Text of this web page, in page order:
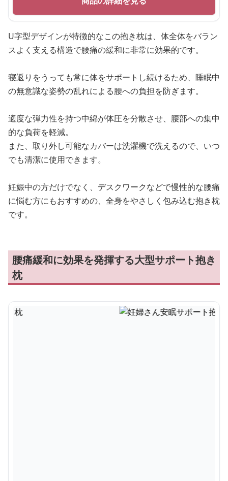
U字型デザインが特徴的なこの抱き枕は、体全体をバラン
スよく支える構造で腰痛の緩和に非常に効果的です。
寝返りをうっても常に体をサポートし続けるため、睡眠中
の無意識な姿勢の乱れによる腰への負担を防ぎます。
適度な弾力性を持つ中綿が体圧を分散させ、腰部への集中
的な負荷を軽減。
また、取り外し可能なカバーは洗濯機で洗えるので、いつ
でも清潔に使用できます。
妊娠中の方だけでなく、デスクワークなどで慢性的な腰痛
に悩む方にもおすすめの、全身をやさしく包み込む抱き枕
です。
腰痛緩和に効果を発揮する大型サポート抱き
枕